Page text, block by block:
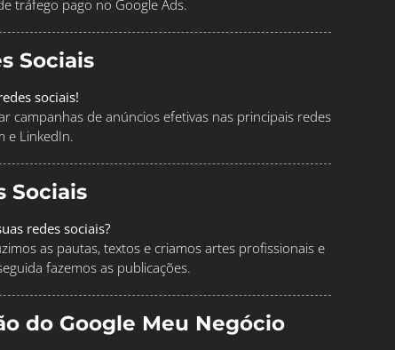
tráfego pago no Google Ads.
Sociais
sociais!
campanhas de anúncios efetivas nas principais redes
e LinkedIn.
Sociais
redes sociais?
as pautas, textos e criamos artes profissionais e
fazemos as publicações.
do Google Meu Negócio